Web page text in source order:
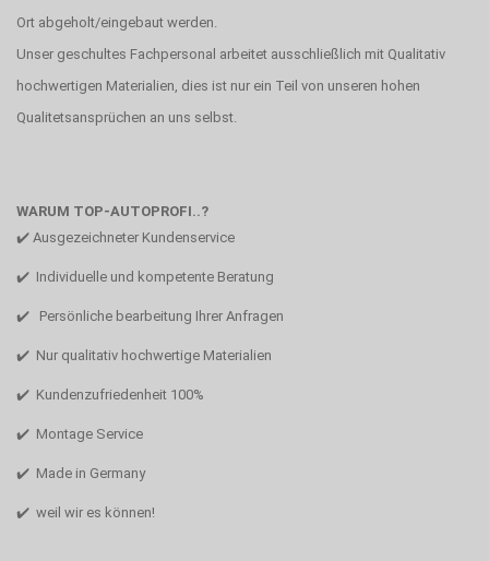
Ort abgeholt/eingebaut werden.
Unser geschultes Fachpersonal arbeitet ausschließlich mit Qualitativ
hochwertigen Materialien, dies ist nur ein Teil von unseren hohen
Qualitetsansprüchen an uns selbst.
WARUM TOP-AUTOPROFI..?
✔️ Ausgezeichneter Kundenservice
✔️ Individuelle und kompetente Beratung
✔️ Persönliche bearbeitung Ihrer Anfragen
✔️ Nur qualitativ hochwertige Materialien
✔️ Kundenzufriedenheit 100%
✔️ Montage Service
✔️ Made in Germany
✔️ weil wir es können!